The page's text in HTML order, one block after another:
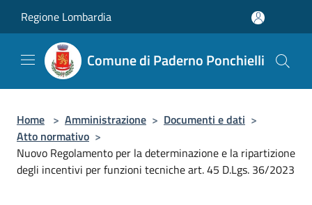
Regione Lombardia
Comune di Paderno Ponchielli
Home > Amministrazione > Documenti e dati >
Atto normativo >
Nuovo Regolamento per la determinazione e la ripartizione
degli incentivi per funzioni tecniche art. 45 D.Lgs. 36/2023